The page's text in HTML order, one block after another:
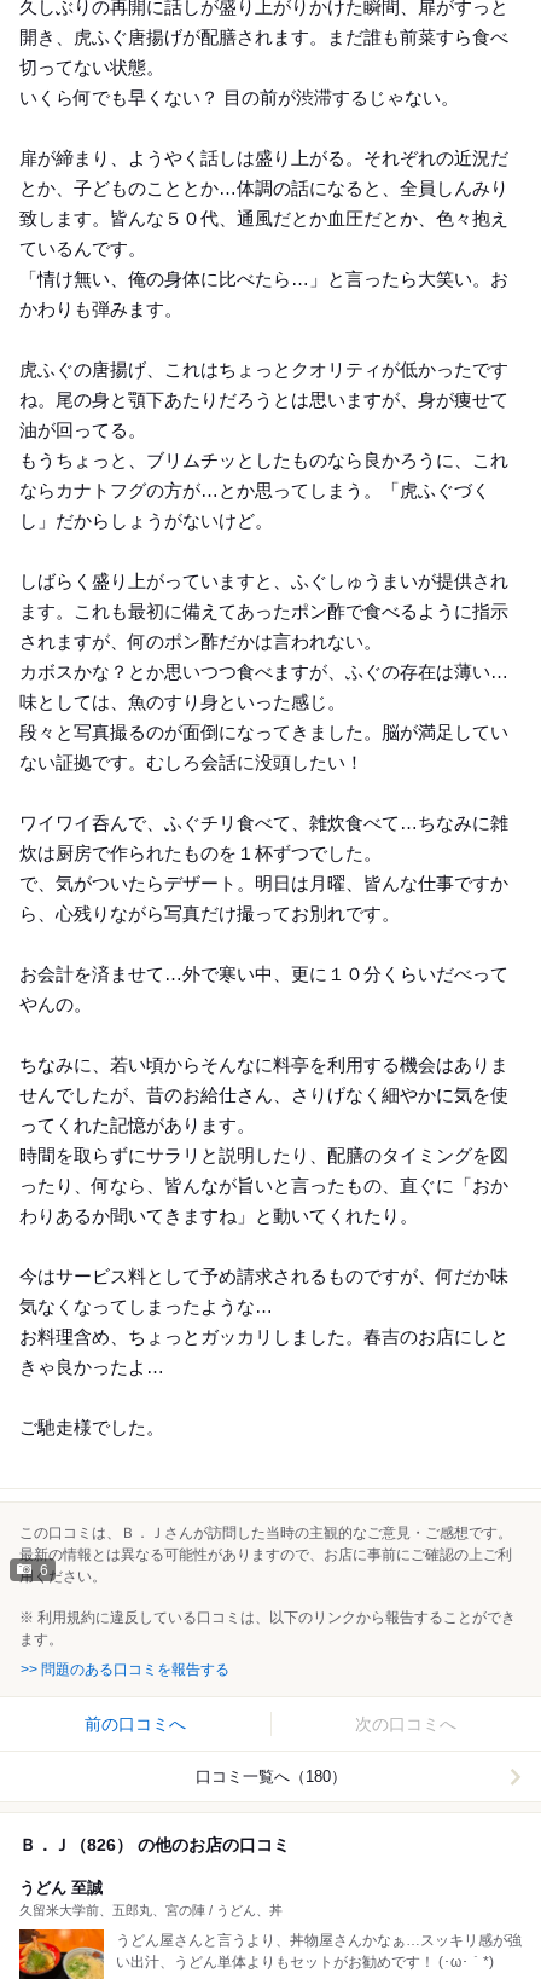
久しぶりの再開に話しが盛り上がりかけた瞬間、扉がすっと
開き、虎ふぐ唐揚げが配膳されます。まだ誰も前菜すら食べ
切ってない状態。
いくら何でも早くない？ 目の前が渋滞するじゃない。
扉が締まり、ようやく話しは盛り上がる。それぞれの近況だ
とか、子どものこととか…体調の話になると、全員しんみり
致します。皆んな５０代、通風だとか血圧だとか、色々抱え
ているんです。
「情け無い、俺の身体に比べたら…」と言ったら大笑い。お
かわりも弾みます。
虎ふぐの唐揚げ、これはちょっとクオリティが低かったです
ね。尾の身と顎下あたりだろうとは思いますが、身が痩せて
油が回ってる。
もうちょっと、ブリムチッとしたものなら良かろうに、これ
ならカナトフグの方が…とか思ってしまう。「虎ふぐづく
し」だからしょうがないけど。
しばらく盛り上がっていますと、ふぐしゅうまいが提供され
ます。これも最初に備えてあったポン酢で食べるように指示
されますが、何のポン酢だかは言われない。
カボスかな？とか思いつつ食べますが、ふぐの存在は薄い…
味としては、魚のすり身といった感じ。
段々と写真撮るのが面倒になってきました。脳が満足してい
ない証拠です。むしろ会話に没頭したい！
ワイワイ呑んで、ふぐチリ食べて、雑炊食べて…ちなみに雑
炊は厨房で作られたものを１杯ずつでした。
で、気がついたらデザート。明日は月曜、皆んな仕事ですか
ら、心残りながら写真だけ撮ってお別れです。
お会計を済ませて…外で寒い中、更に１０分くらいだべって
やんの。
ちなみに、若い頃からそんなに料亭を利用する機会はありま
せんでしたが、昔のお給仕さん、さりげなく細やかに気を使
ってくれた記憶があります。
時間を取らずにサラリと説明したり、配膳のタイミングを図
ったり、何なら、皆んなが旨いと言ったもの、直ぐに「おか
わりあるか聞いてきますね」と動いてくれたり。
今はサービス料として予め請求されるものですが、何だか味
気なくなってしまったような…
お料理含め、ちょっとガッカリしました。春吉のお店にしと
きゃ良かったよ…
ご馳走様でした。
6
この口コミは、Ｂ．Ｊさんが訪問した当時の主観的なご意見・ご感想です。
最新の情報とは異なる可能性がありますので、お店に事前にご確認の上ご利
用ください。
※ 利用規約に違反している口コミは、以下のリンクから報告することができ
ます。
>> 問題のある口コミを報告する
前の口コミへ 次の口コミへ
口コミ一覧へ（180）
Ｂ．Ｊ（826） の他のお店の口コミ
うどん 至誠
久留米大学前、五郎丸、宮の陣 / うどん、丼
うどん屋さんと言うより、丼物屋さんかなぁ…スッキリ感が強
い出汁、うどん単体よりもセットがお勧めです！ (･ω･｀*)